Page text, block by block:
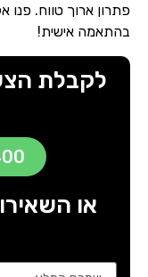
פתרון ארוך טווח. פנו
בהתאמה אישית!
לקבלת
או